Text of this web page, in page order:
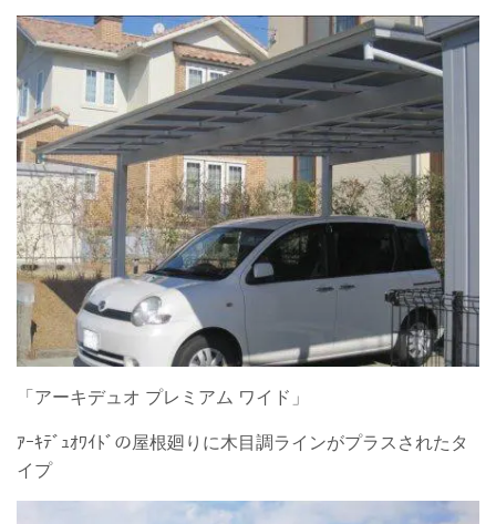
「アーキデュオ プレミアム ワイド」
ｱｰｷﾃﾞｭｵﾜｲﾄﾞの屋根廻りに木目調ラインがプラスされたタ
イプ